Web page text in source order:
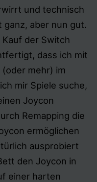
und technisch
ganz, aber nun gut.
der Switch
dass ich mit
mehr) im
mir Spiele suche,
Joycon
Remapping die
ermöglichen
ausprobiert
den Joycon in
einer harten